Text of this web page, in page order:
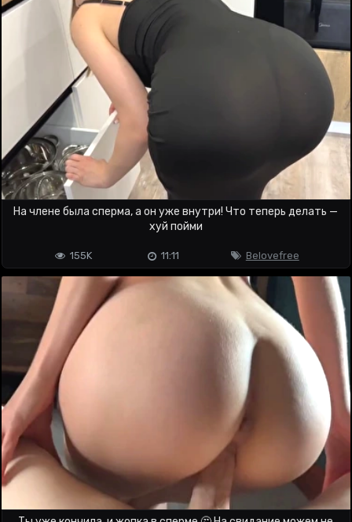
На члене была сперма, а он уже внутри! Что теперь делать —
хуй пойми
Belovefree
11:11
155K